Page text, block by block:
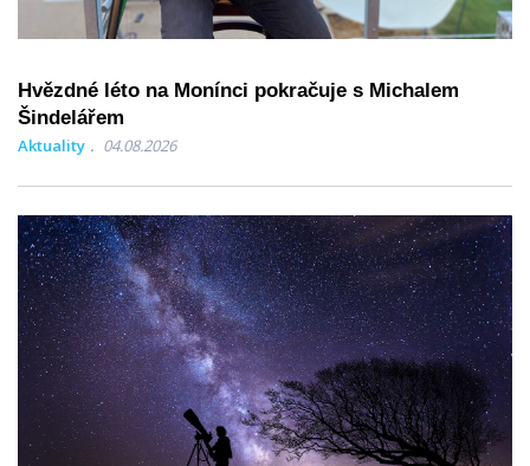
Hvězdné léto na Monínci pokračuje s Michalem
Šindelářem
Aktuality 04.08.2026